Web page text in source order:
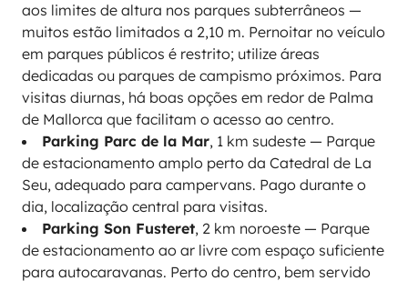
aos limites de altura nos parques subterrâneos —
muitos estão limitados a 2,10 m. Pernoitar no veículo
em parques públicos é restrito; utilize áreas
dedicadas ou parques de campismo próximos. Para
visitas diurnas, há boas opções em redor de Palma
de Mallorca que facilitam o acesso ao centro.
Parking Parc de la Mar, 1 km sudeste — Parque
de estacionamento amplo perto da Catedral de La
Seu, adequado para campervans. Pago durante o
dia, localização central para visitas.
Parking Son Fusteret, 2 km noroeste — Parque
de estacionamento ao ar livre com espaço suficiente
para autocaravanas. Perto do centro, bem servido